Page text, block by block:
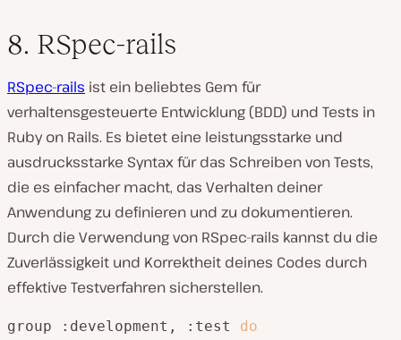
8. RSpec-rails
RSpec-rails ist ein beliebtes Gem für
verhaltensgesteuerte Entwicklung (BDD) und Tests in
Ruby on Rails. Es bietet eine leistungsstarke und
ausdrucksstarke Syntax für das Schreiben von Tests,
die es einfacher macht, das Verhalten deiner
Anwendung zu definieren und zu dokumentieren.
Durch die Verwendung von RSpec-rails kannst du die
Zuverlässigkeit und Korrektheit deines Codes durch
effektive Testverfahren sicherstellen.
group :development, :test do